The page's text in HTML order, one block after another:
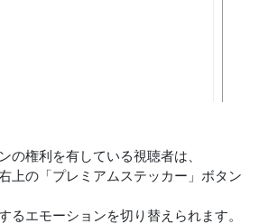
の権利を有している視聴者は、
上の「プレミアムステッカー」ボタン
るエモーションを切り替えられます。